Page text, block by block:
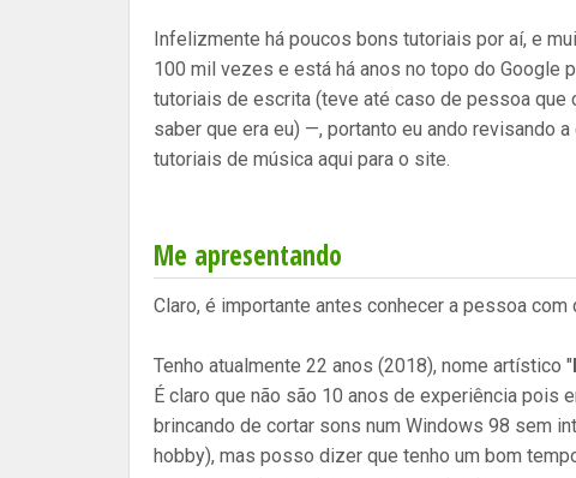
Infelizmente há poucos bons tutoriais por aí, e
100 mil vezes e está há anos no topo do Google
tutoriais de escrita (teve até caso de pessoa
saber que era eu) —, portanto eu ando revisando
tutoriais de música aqui para o site.
Me apresentando
Claro, é importante antes conhecer a pessoa
Tenho atualmente 22 anos (2018), nome artístico "
É claro que não são 10 anos de experiência
brincando de cortar sons num Windows 98 sem
hobby), mas posso dizer que tenho um bom